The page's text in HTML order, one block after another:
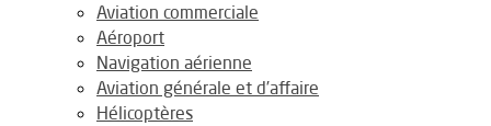
Aviation commerciale
Aéroport
Navigation aérienne
Aviation générale et d’affaire
Hélicoptères